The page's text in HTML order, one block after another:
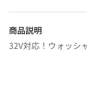
商品説明
32V対応！ウォッシ